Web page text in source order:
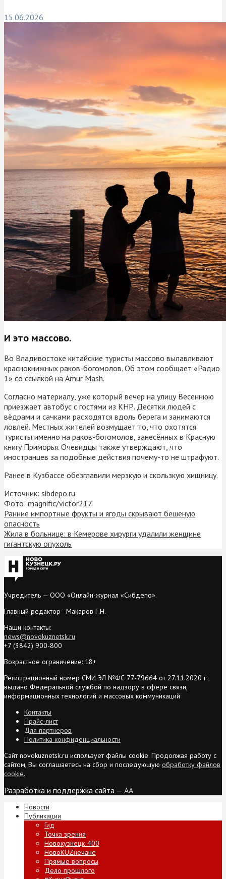
15.06.2026
И это массово.
Во Владивостоке китайские туристы массово вылавливают
краснокнижных раков-богомолов. Об этом сообщает «Радио
1» со ссылкой на Amur Mash.
Согласно материалу, уже который вечер на улицу Весеннюю
приезжает автобус с гостями из КНР. Десятки людей с
вёдрами и сачками расходятся вдоль берега и занимаются
ловлей. Местных жителей возмущает то, что охотятся
туристы именно на раков-богомолов, занесённых в Красную
книгу Приморья. Очевидцы также утверждают, что
иностранцев за подобные действия почему-то не штрафуют.
Ранее в Кузбассе обезглавили мерзкую и скользкую хищницу.
Источник: sibdepo.ru
Фото: magnific/victor217.
Ранние импортные фрукты и ягоды скрывают бешеную
опасность
Жила в больнице: в Кемерове хирурги удалили женщине
гигантскую опухоль
Учредитель — ООО «Онлайн-журнал «Сибдепо».
Главный редактор - Макаров Г.Н.
Наши контакты:
news@novokuznetsk.ru
+7 (3842) 900-800
Возрастное ограничение: 18+
Регистрационный номер СМИ ЭЛ №ФС 77-79664 от 27.11.2020 г.,
выдано Федеральной службой по надзору в сфере связи,
информационных технологий и массовых коммуникаций
Контакты
Прайс-лист
Для партнеров
Политика конфиденциальности
Сайт novokuznetsk.ru использует файлы cookie. Продолжая работу с
сайтом, Вы соглашаетесь на сбор и последующую обработку файлов
cookie.
Разработка и поддержка сайта — AA
Новости
Публикации
Гид
Точка зрения
Новокузнецк-400
НовоKUZнечане
Прямые вопросы
Дело прошлого